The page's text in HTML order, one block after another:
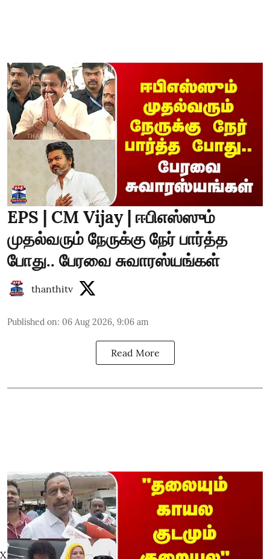
EPS | CM Vijay | ஈபிஎஸ்ஸும்
முதல்வரும் நேருக்கு நேர் பார்த்த
போது.. பேரவை சுவாரஸ்யங்கள்
thanthitv
Published on: 06 Aug 2026, 9:06 am
Read More
X